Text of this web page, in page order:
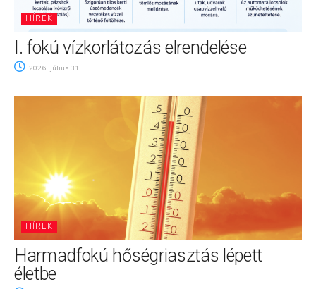
HÍREK
I. fokú vízkorlátozás elrendelése
2026. július 31.
HÍREK
Harmadfokú hőségriasztás lépett
életbe